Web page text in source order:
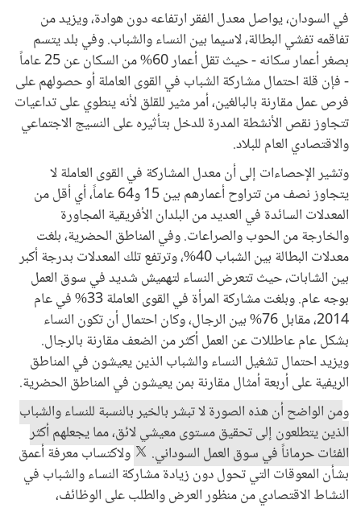
في السودان، يواصل معدل الفقر ارتفاعه دون هوادة، ويزيد من
تفاقمه تفشي البطالة، لاسيما بين النساء والشباب. وفي بلد يتسم
بصغر أعمار سكانه - حيث تقل أعمار 60% من السكان عن 25 عاماً
- فإن قلة احتمال مشاركة الشباب في القوى العاملة أو حصولهم على
فرص عمل مقارنة بالبالغين، أمر مثير للقلق لأنه ينطوي على تداعيات
تتجاوز نقص الأنشطة المدرة للدخل بتأثيره على النسيج الاجتماعي
والاقتصادي العام للبلاد.
وتشير الإحصاءات إلى أن معدل المشاركة في القوى العاملة لا
يتجاوز نصف من تتراوح أعمارهم بين 15 و64 عاماً، أي أقل من
المعدلات السائدة في العديد من البلدان الأفريقية المجاورة
والخارجة من الحوب والصراعات. وفي المناطق الحضرية، بلغت
معدلات البطالة بين الشباب 40%، وترتفع تلك المعدلات بدرجة أكبر
بين الشابات، حيث تتعرض النساء لتهميش شديد في سوق العمل
بوجه عام. وبلغت مشاركة المرأة في القوى العاملة 33% في عام
2014، مقابل 76% بين الرجال، وكان احتمال أن تكون النساء
بشكل عام عاطللات عن العمل أكثر من الضعف مقارنة بالرجال.
ويزيد احتمال تشغيل النساء والشباب الذين يعيشون في المناطق
الريفية على أربعة أمثال مقارنة بمن يعيشون في المناطق الحضرية.
ومن الواضح أن هذه الصورة لا تبشر بالخير بالنسبة للنساء والشباب
الذين يتطلعون إلى تحقيق مستوى معيشي لائق، مما يجعلهم أكثر
الفئات حرماناً في سوق العمل السوداني.
ولاكتساب معرفة أعمق
بشأن المعوقات التي تحول دون زيادة مشاركة النساء والشباب في
النشاط الاقتصادي من منظور العرض والطلب على الوظائف،